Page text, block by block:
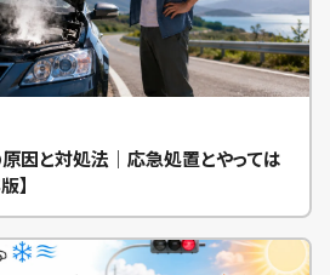
因と対処法｜応急処置とやっては
】